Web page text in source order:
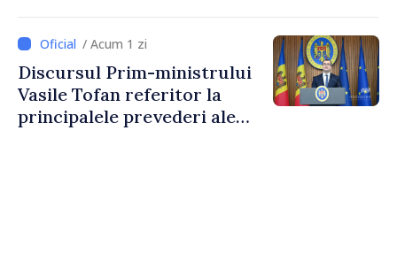
stimularea investițiilor și o
taxare mai echitabilă
/ Acum 1 zi
Discursul Prim-ministrului
Vasile Tofan referitor la
principalele prevederi ale